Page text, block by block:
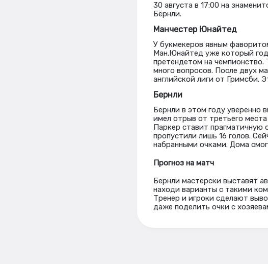
30 августа в 17:00 на
Бёрнли.
Манчестер Юнайтед
У букмекеров явным
Ман.Юнайтед уже который год
претендетом на чемпионство.
много вопросов. После двух
английской лиги от Гримсби.
Бернли
Бернли в этом году
имел отрыв от третьего
Паркер ставит прагматичную
пропустили лишь 16 голов.
набранными очками. Дома
Прогноз на матч
Бернли мастерски выставят
находи варианты с такими
Тренер и игроки сделают
даже поделить очки с